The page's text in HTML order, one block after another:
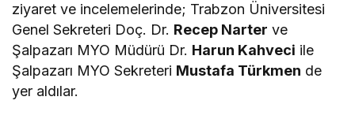
ziyaret ve incelemelerinde; Trabzon Üniversitesi
Genel Sekreteri Doç. Dr. Recep Narter ve
Şalpazarı MYO Müdürü Dr. Harun Kahveci ile
Şalpazarı MYO Sekreteri Mustafa Türkmen de
yer aldılar.